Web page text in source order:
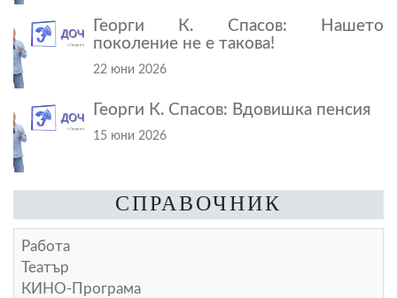
Георги К. Спасов: Нашето
поколение не е такова!
22 юни 2026
Георги К. Спасов: Вдовишка пенсия
15 юни 2026
СПРАВОЧНИК
Работа
Театър
КИНО-Програма